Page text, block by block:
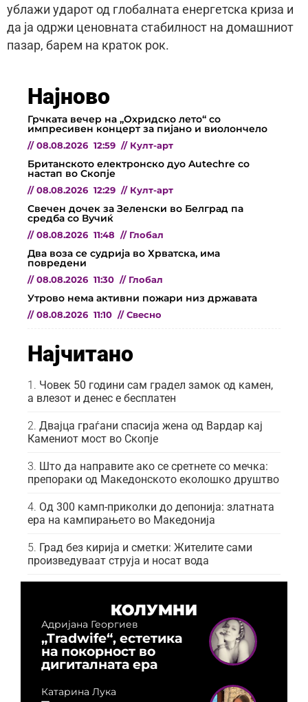
ублажи ударот од глобалната енергетска криза и
да ја одржи ценовната стабилност на домашниот
пазар, барем на краток рок.
Најново
Грчката вечер на „Охридско лето“ со
импресивен концерт за пијано и виолончело
// 08.08.2026 12:59 // Култ-арт
Британското електронско дуо Autechre со
настап во Скопје
// 08.08.2026 12:29 // Култ-арт
Свечен дочек за Зеленски во Белград па
средба со Вучиќ
// 08.08.2026 11:48 // Глобал
Два воза се судрија во Хрватска, има
повредени
// 08.08.2026 11:30 // Глобал
Утрово нема активни пожари низ државата
// 08.08.2026 11:10 // Свесно
Најчитано
Човек 50 години сам градел замок од камен,
а влезот и денес е бесплатен
Двајца граѓани спасија жена од Вардар кај
Камениот мост во Скопје
Што да направите ако се сретнете со мечка:
препораки од Македонското еколошко друштво
Од 300 камп-приколки до депонија: златната
ера на кампирањето во Македонија
Град без кирија и сметки: Жителите сами
произведуваат струја и носат вода
КОЛУМНИ
Адријана Георгиев
„Tradwife“, естетика
на покорност во
дигиталната ера
Катарина Лука